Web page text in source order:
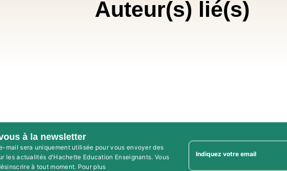
Auteur(s) lié(s)
à la newsletter
mail sera uniquement utilisée pour vous envoyer des
les actualités d'Hachette Education Enseignants. Vous
à tout moment. Pour plus
Indiquez votre email